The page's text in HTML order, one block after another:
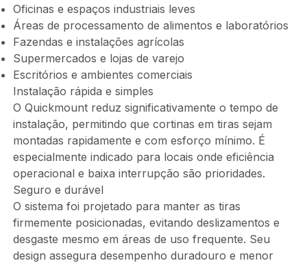
Oficinas e espaços industriais leves
Áreas de processamento de alimentos e laboratórios
Fazendas e instalações agrícolas
Supermercados e lojas de varejo
Escritórios e ambientes comerciais
Instalação rápida e simples
O Quickmount reduz significativamente o tempo de
instalação, permitindo que cortinas em tiras sejam
montadas rapidamente e com esforço mínimo. É
especialmente indicado para locais onde eficiência
operacional e baixa interrupção são prioridades.
Seguro e durável
O sistema foi projetado para manter as tiras
firmemente posicionadas, evitando deslizamentos e
desgaste mesmo em áreas de uso frequente. Seu
design assegura desempenho duradouro e menor